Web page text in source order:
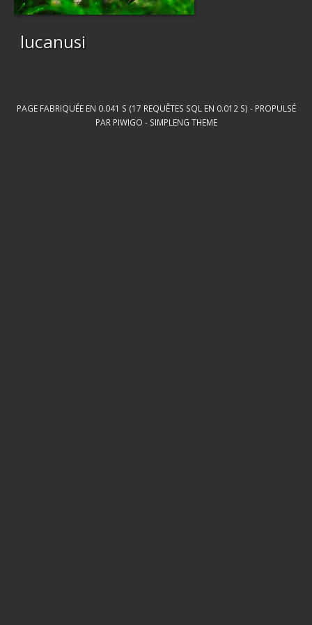
lucanusi
PAGE FABRIQUÉE EN 0.041 S (17 REQUÊTES SQL EN 0.012 S) - PROPULSÉ
PAR PIWIGO - SIMPLENG THEME